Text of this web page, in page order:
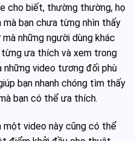
cho biết, thường thường, họ
bạn chưa từng nhìn thấy
những người dùng khác
ưa thích và xem trong
những video tương đối phù
bạn nhanh chóng tìm thấy
bạn có thể ưa thích.
một video này cũng có thể